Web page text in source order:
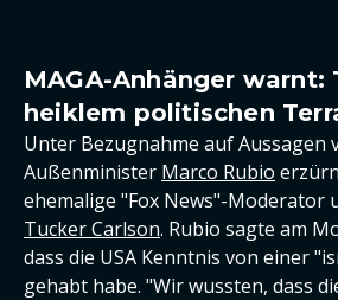
MAGA-Anhänger warnt:
heiklem politischen
Unter Bezugnahme auf Aussagen
Außenminister Marco Rubio
ehemalige "Fox News"-Moderator
Tucker Carlson. Rubio sagte am
dass die USA Kenntnis von einer
gehabt habe. "Wir wussten, dass